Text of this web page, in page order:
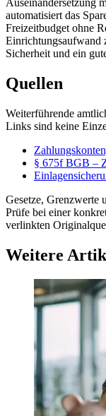
Auseinandersetzung
automatisiert das
Freizeitbudget ohne
Einrichtungsaufwand
Sicherheit und ein
Quellen
Weiterführende
Links sind keine
§ 675f BGB –
Gesetze, Grenzwerte
Prüfe bei einer
verlinkten
Weitere